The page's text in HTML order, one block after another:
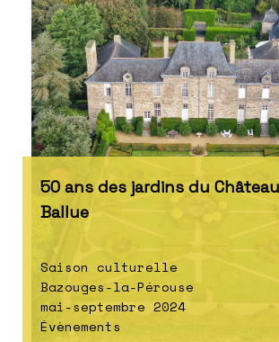
50 ans des jardins du
Ballue
Saison culturelle
Bazouges-la-Pérouse
mai-septembre 2024
Évènements